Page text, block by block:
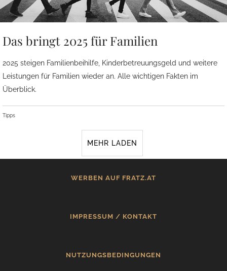
Das bringt 2025 für Familien
2025 steigen Familienbeihilfe, Kinderbetreuungsgeld und weitere
Leistungen für Familien wieder an. Alle wichtigen Fakten im
Überblick.
Tipps
MEHR LADEN
WERBEN AUF FRATZ.AT
IMPRESSUM / KONTAKT
NUTZUNGSBEDINGUNGEN